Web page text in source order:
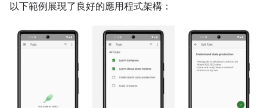
以下範例展現了良好的應用程式架構：